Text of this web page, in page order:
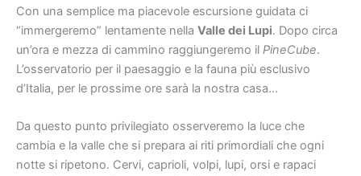
Con una semplice ma piacevole escursione guidata ci
“immergeremo” lentamente nella Valle dei Lupi. Dopo circa
un’ora e mezza di cammino raggiungeremo il PineCube.
L’osservatorio per il paesaggio e la fauna più esclusivo
d’Italia, per le prossime ore sarà la nostra casa…
Da questo punto privilegiato osserveremo la luce che
cambia e la valle che si prepara ai riti primordiali che ogni
notte si ripetono. Cervi, caprioli, volpi, lupi, orsi e rapaci